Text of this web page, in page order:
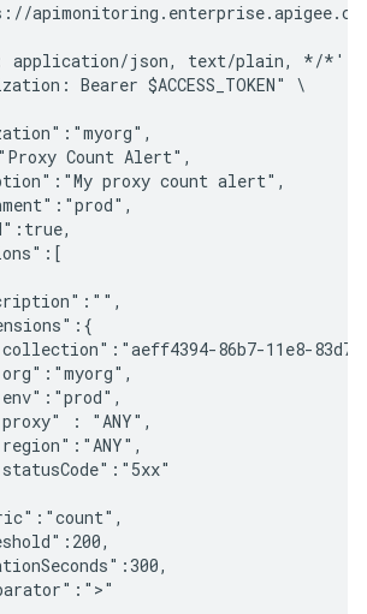
application/json, text/plain, */*'
Bearer $ACCESS_TOKEN" \
Count Alert",
proxy count alert",
86b7-11e8-
: "ANY",